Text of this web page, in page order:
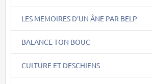
LES MEMOIRES D'UN ÂNE PAR BELP
BALANCE TON BOUC
CULTURE ET DESCHIENS